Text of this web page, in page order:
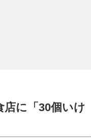
に「30個いけ